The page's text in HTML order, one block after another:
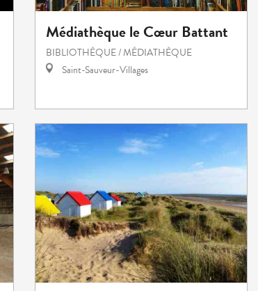
Médiathèque le Cœur Battant
BIBLIOTHÈQUE / MÉDIATHÈQUE
Saint-Sauveur-Villages